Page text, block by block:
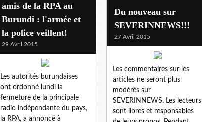
amis de la RPA au
Burundi : l'armée et
la police veillent!
29 Avril 2015
Les autorités burundaises
ont ordonné lundi la
fermeture de la principale
radio indépendante du pays,
la RPA, a annoncé à
Du nouveau sur
SEVERINNEWS!!!
27 Avril 2015
Les commentaires sur les
articles ne seront plus
modérés sur
SEVERINNEWS. Les lecteurs
sont libres et responsables